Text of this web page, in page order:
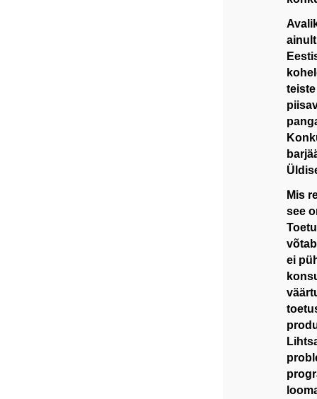
Mis
see
ei